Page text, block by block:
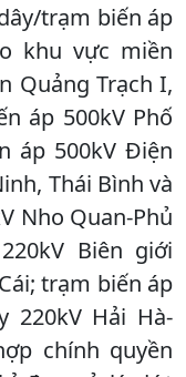
trạm biến áp
khu vực miền
Quảng Trạch I,
áp 500kV Phố
áp 500kV Điện
Thái Bình và
Nho Quan-Phủ
Biên giới
trạm biến áp
220kV Hải Hà-
chính quyền